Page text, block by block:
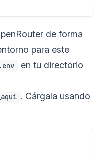
de forma
para este
.env
en tu directorio
. Cárgala usando